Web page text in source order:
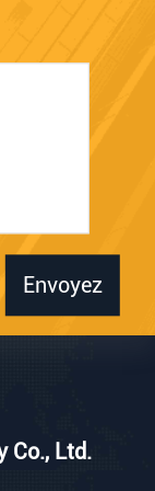
Envoyez
Co., Ltd.